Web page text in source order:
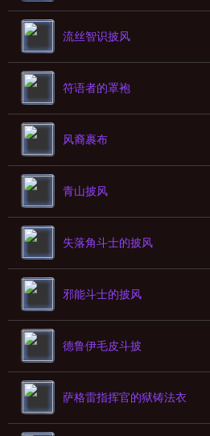
流丝智识披风
符语者的罩袍
风裔裹布
青山披风
失落角斗士的披风
邪能斗士的披风
德鲁伊毛皮斗披
萨格雷指挥官的狱铸法衣